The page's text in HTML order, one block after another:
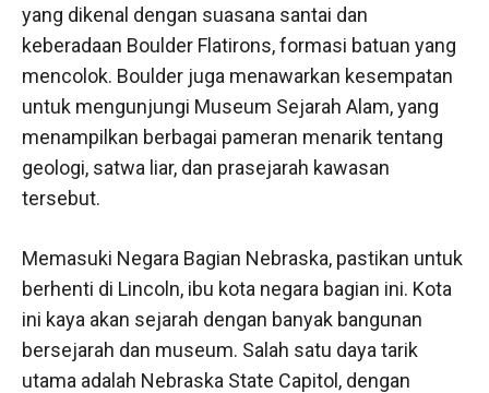
yang dikenal dengan suasana santai dan
keberadaan Boulder Flatirons, formasi batuan yang
mencolok. Boulder juga menawarkan kesempatan
untuk mengunjungi Museum Sejarah Alam, yang
menampilkan berbagai pameran menarik tentang
geologi, satwa liar, dan prasejarah kawasan
tersebut.
Memasuki Negara Bagian Nebraska, pastikan untuk
berhenti di Lincoln, ibu kota negara bagian ini. Kota
ini kaya akan sejarah dengan banyak bangunan
bersejarah dan museum. Salah satu daya tarik
utama adalah Nebraska State Capitol, dengan